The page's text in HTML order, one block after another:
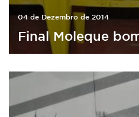
04 de Dezembro de 2014
Final Moleque